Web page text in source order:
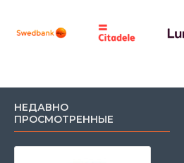
НЕДАВНО
ПРОСМОТРЕННЫЕ